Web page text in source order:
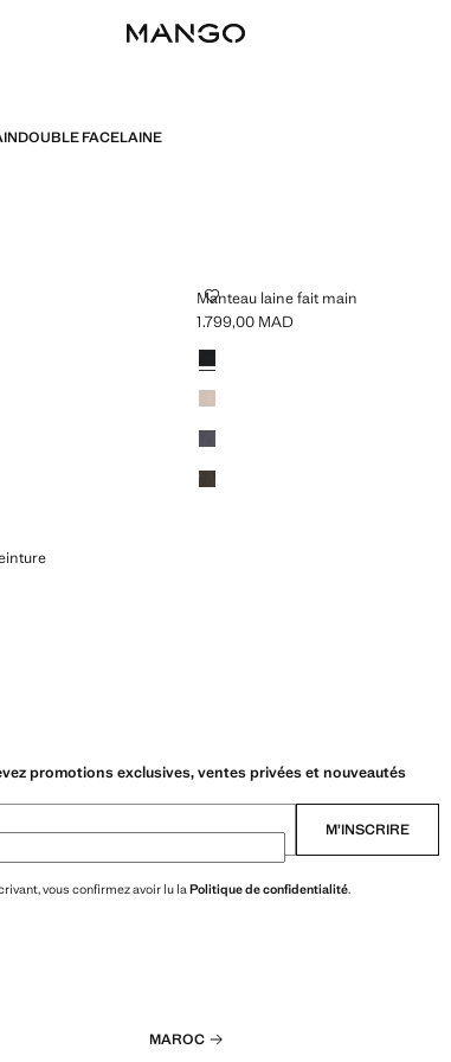
DOUBLE FACELAINE
Manteau laine fait main
MANTEAU LAINE FAIT MAIN
Prix actuel [1.799,00 MAD ]
1.799,00 MAD
Couleurs
CEINTURE
promotions exclusives, ventes privées et nouveautés
M’INSCRIRE
vous confirmez avoir lu la Politique de confidentialité.
MAROC